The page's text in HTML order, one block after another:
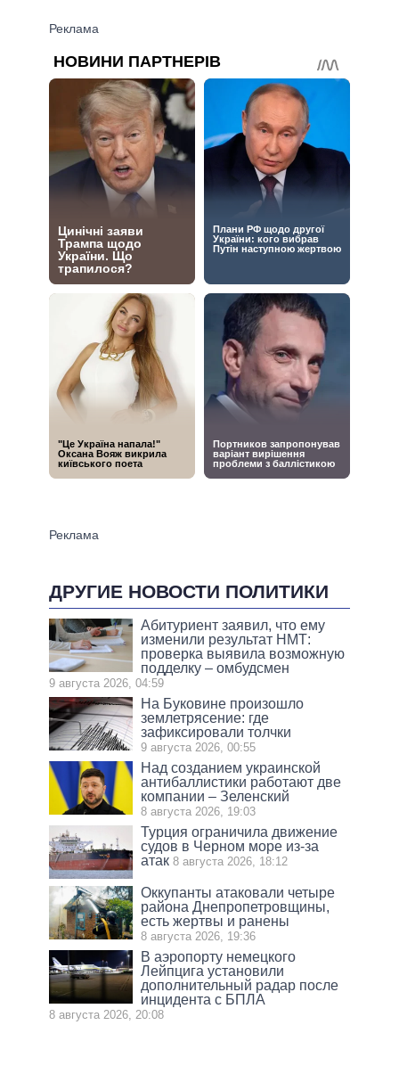
ДРУГИЕ НОВОСТИ ПОЛИТИКИ
Абитуриент заявил, что ему
изменили результат НМТ:
проверка выявила возможную
подделку – омбудсмен
9 августа 2026, 04:59
На Буковине произошло
землетрясение: где
зафиксировали толчки
9 августа 2026, 00:55
Над созданием украинской
антибаллистики работают две
компании – Зеленский
8 августа 2026, 19:03
Турция ограничила движение
судов в Черном море из-за
атак 8 августа 2026, 18:12
Оккупанты атаковали четыре
района Днепропетровщины,
есть жертвы и ранены
8 августа 2026, 19:36
В аэропорту немецкого
Лейпцига установили
дополнительный радар после
инцидента с БПЛА
8 августа 2026, 20:08